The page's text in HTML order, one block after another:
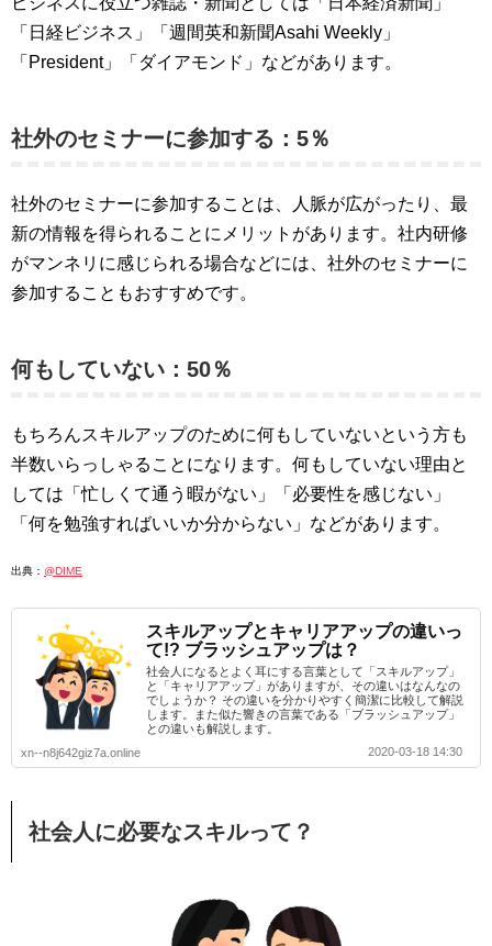
「日経ビジネス」「週間英和新聞Asahi Weekly」
「President」「ダイアモンド」などがあります。
社外のセミナーに参加する：5％
社外のセミナーに参加することは、人脈が広がったり、最
新の情報を得られることにメリットがあります。社内研修
がマンネリに感じられる場合などには、社外のセミナーに
参加することもおすすめです。
何もしていない：50％
もちろんスキルアップのために何もしていないという方も
半数いらっしゃることになります。何もしていない理由と
しては「忙しくて通う暇がない」「必要性を感じない」
「何を勉強すればいいか分からない」などがあります。
出典： @DIME
スキルアップとキャリアアップの違いっ
て!? ブラッシュアップは？
社会人になるとよく耳にする言葉として「スキルアップ」
と「キャリアアップ」がありますが、その違いはなんなの
でしょうか？ その違いを分かりやすく簡潔に比較して解説
します。また似た響きの言葉である「ブラッシュアップ」
との違いも解説します。
xn--n8j642giz7a.online
2020-03-18 14:30
社会人に必要なスキルって？